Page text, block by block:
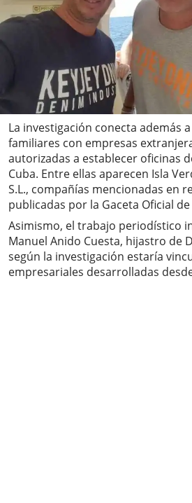
La investigación conecta además
familiares con empresas
autorizadas a establecer oficinas
Cuba. Entre ellas aparecen Isla
S.L., compañías mencionadas en
publicadas por la Gaceta Oficial
Asimismo, el trabajo periodístico
Manuel Anido Cuesta, hijastro de
según la investigación estaría
empresariales desarrolladas